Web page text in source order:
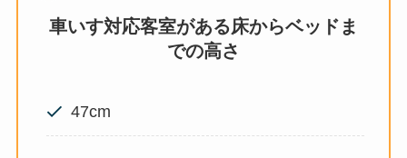
車いす対応客室がある床からベッドま
での高さ
47cm